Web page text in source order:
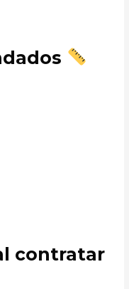
contratar